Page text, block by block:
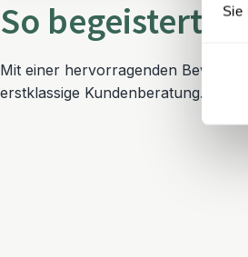
Sie
So begeistert
Mit einer hervorragenden
erstklassige Kundenberatung.